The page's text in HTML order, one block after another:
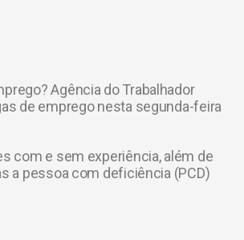
Agência do Trabalhador
de emprego nesta segunda-feira
com e sem experiência, além de
a pessoa com deficiência (PCD)